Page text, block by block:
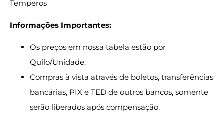
Temperos
Informações Importantes:
Os preços em nossa tabela estão por
Quilo/Unidade.
Compras à vista através de boletos, transferências
bancárias, PIX e TED de outros bancos, somente
serão liberados após compensação.